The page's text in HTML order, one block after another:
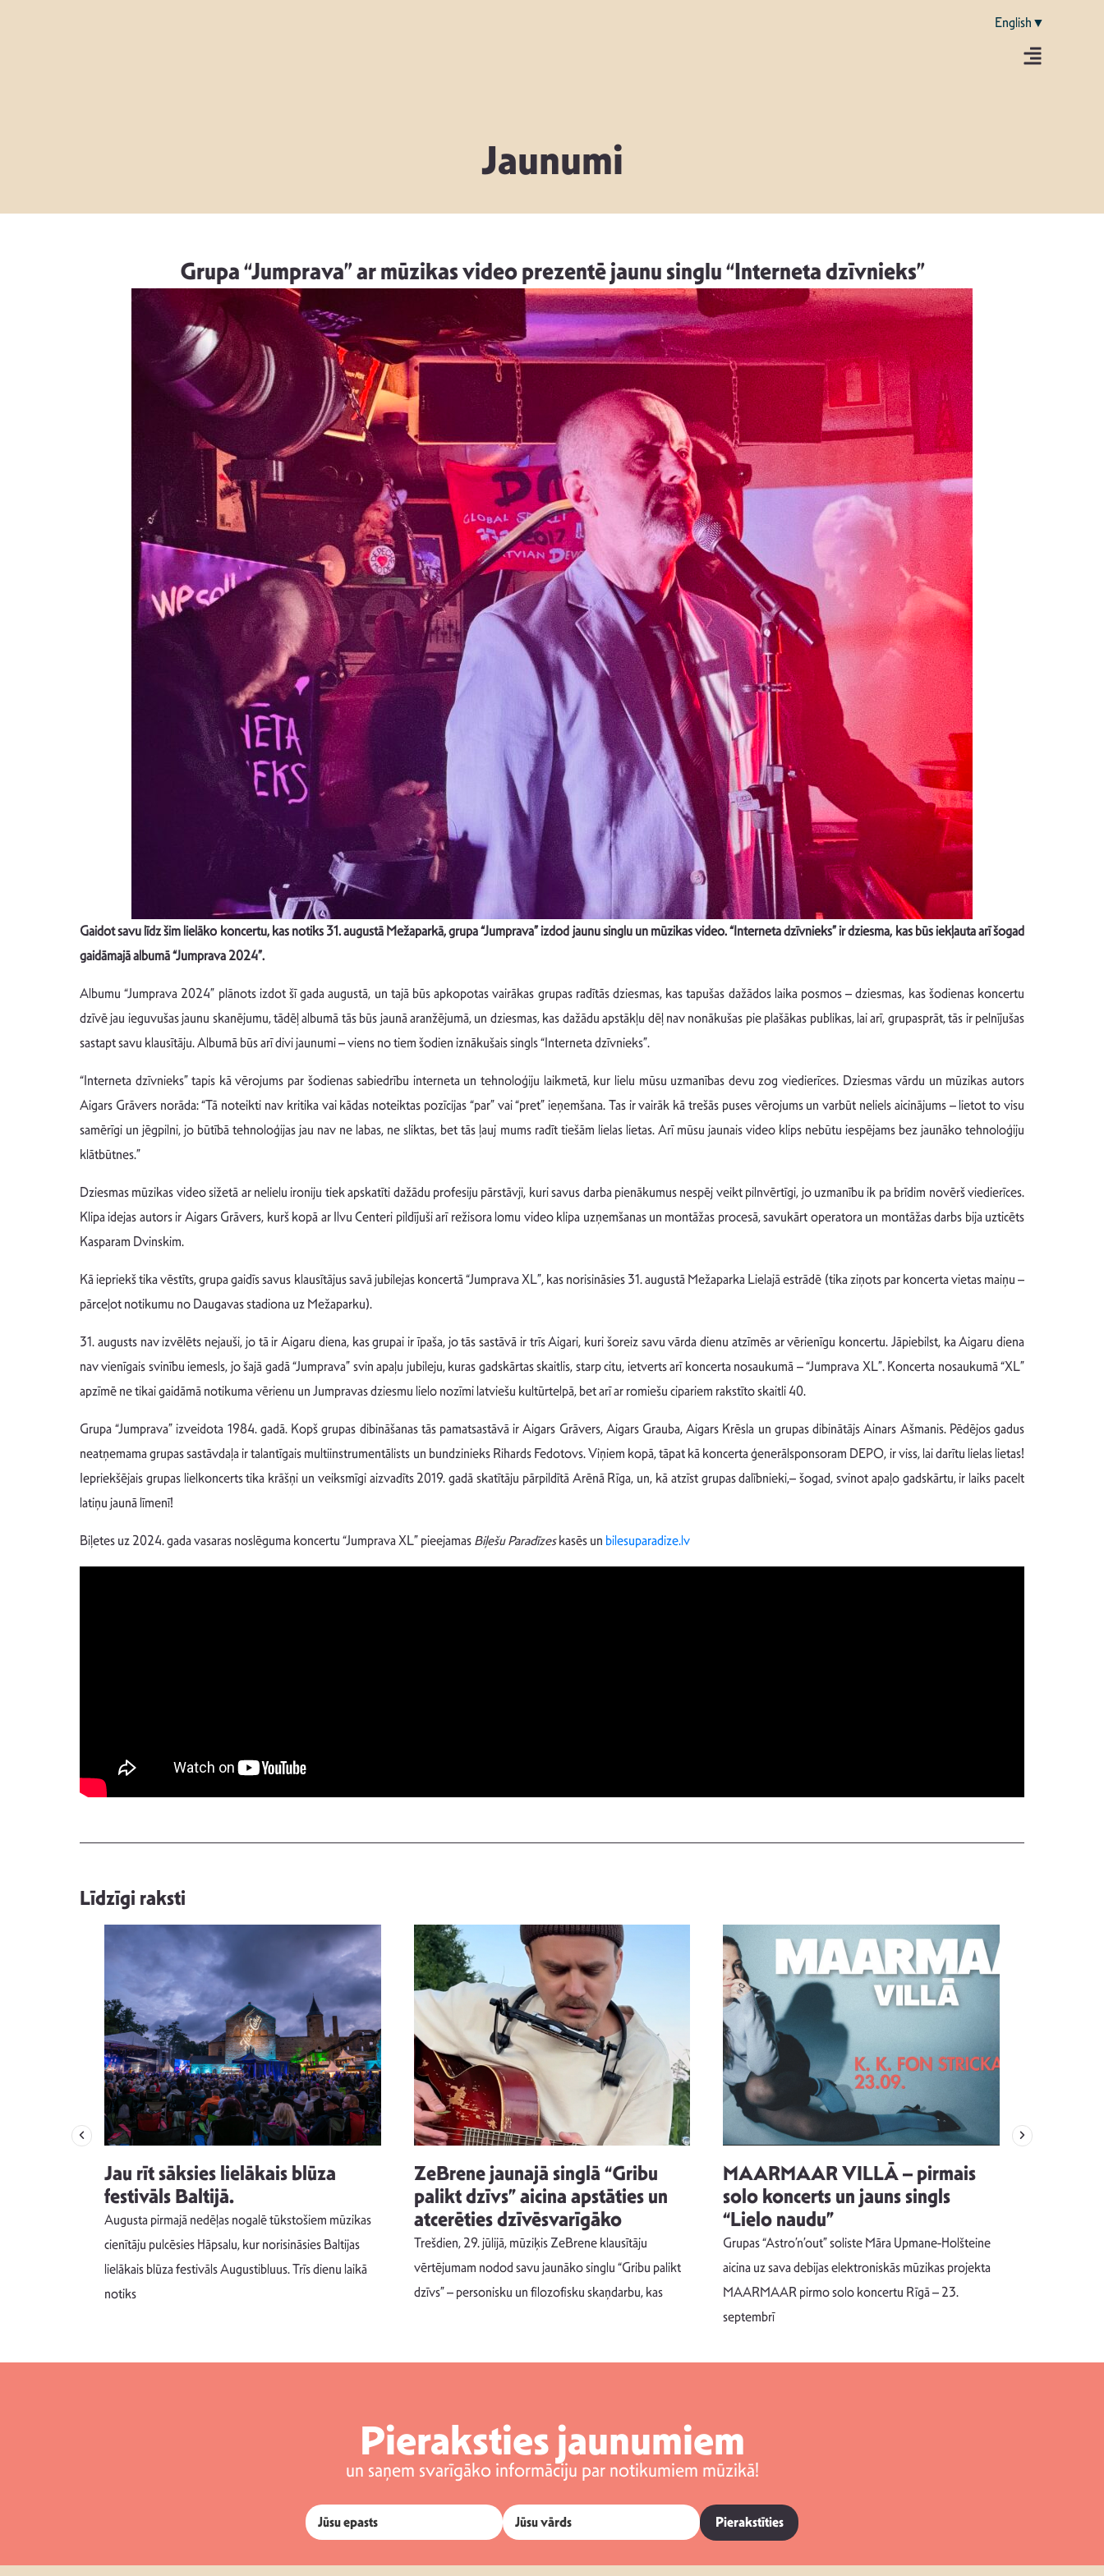
English▼
Jaunumi
Grupa “Jumprava” ar mūzikas video prezentē jaunu singlu “Interneta dzīvnieks”
Gaidot savu līdz šim lielāko koncertu, kas notiks 31. augustā Mežaparkā, grupa “Jumprava” izdod jaunu singlu un mūzikas video. “Interneta dzīvnieks” ir dziesma, kas būs iekļauta arī šogad
gaidāmajā albumā “Jumprava 2024”.
Albumu “Jumprava 2024” plānots izdot šī gada augustā, un tajā būs apkopotas vairākas grupas radītās dziesmas, kas tapušas dažādos laika posmos – dziesmas, kas šodienas koncertu
dzīvē jau ieguvušas jaunu skanējumu, tādēļ albumā tās būs jaunā aranžējumā, un dziesmas, kas dažādu apstākļu dēļ nav nonākušas pie plašākas publikas, lai arī, grupasprāt, tās ir pelnījušas
sastapt savu klausītāju. Albumā būs arī divi jaunumi – viens no tiem šodien iznākušais singls “Interneta dzīvnieks”.
“Interneta dzīvnieks” tapis kā vērojums par šodienas sabiedrību interneta un tehnoloģiju laikmetā, kur lielu mūsu uzmanības devu zog viedierīces. Dziesmas vārdu un mūzikas autors
Aigars Grāvers norāda: “Tā noteikti nav kritika vai kādas noteiktas pozīcijas “par” vai “pret” ieņemšana. Tas ir vairāk kā trešās puses vērojums un varbūt neliels aicinājums – lietot to visu
samērīgi un jēgpilni, jo būtībā tehnoloģijas jau nav ne labas, ne sliktas, bet tās ļauj mums radīt tiešām lielas lietas. Arī mūsu jaunais video klips nebūtu iespējams bez jaunāko tehnoloģiju
klātbūtnes.”
Dziesmas mūzikas video sižetā ar nelielu ironiju tiek apskatīti dažādu profesiju pārstāvji, kuri savus darba pienākumus nespēj veikt pilnvērtīgi, jo uzmanību ik pa brīdim novērš viedierīces.
Klipa idejas autors ir Aigars Grāvers, kurš kopā ar Ilvu Centeri pildījuši arī režisora lomu video klipa uzņemšanas un montāžas procesā, savukārt operatora un montāžas darbs bija uzticēts
Kasparam Dvinskim.
Kā iepriekš tika vēstīts, grupa gaidīs savus klausītājus savā jubilejas koncertā “Jumprava XL”, kas norisināsies 31. augustā Mežaparka Lielajā estrādē (tika ziņots par koncerta vietas maiņu –
pārceļot notikumu no Daugavas stadiona uz Mežaparku).
31. augusts nav izvēlēts nejauši, jo tā ir Aigaru diena, kas grupai ir īpaša, jo tās sastāvā ir trīs Aigari, kuri šoreiz savu vārda dienu atzīmēs ar vērienīgu koncertu. Jāpiebilst, ka Aigaru diena
nav vienīgais svinību iemesls, jo šajā gadā “Jumprava” svin apaļu jubileju, kuras gadskārtas skaitlis, starp citu, ietverts arī koncerta nosaukumā – “Jumprava XL”. Koncerta nosaukumā “XL”
apzīmē ne tikai gaidāmā notikuma vērienu un Jumpravas dziesmu lielo nozīmi latviešu kultūrtelpā, bet arī ar romiešu cipariem rakstīto skaitli 40.
Grupa “Jumprava” izveidota 1984. gadā. Kopš grupas dibināšanas tās pamatsastāvā ir Aigars Grāvers, Aigars Grauba, Aigars Krēsla un grupas dibinātājs Ainars Ašmanis. Pēdējos gadus
neatņemama grupas sastāvdaļa ir talantīgais multiinstrumentālists un bundzinieks Rihards Fedotovs. Viņiem kopā, tāpat kā koncerta ģenerālsponsoram DEPO, ir viss, lai darītu lielas lietas!
Iepriekšējais grupas lielkoncerts tika krāšņi un veiksmīgi aizvadīts 2019. gadā skatītāju pārpildītā Arēnā Rīga, un, kā atzīst grupas dalībnieki,– šogad, svinot apaļo gadskārtu, ir laiks pacelt
latiņu jaunā līmenī!
Biļetes uz 2024. gada vasaras noslēguma koncertu “Jumprava XL” pieejamasBiļešu Paradīzeskasēs un bilesuparadize.lv
Līdzīgi raksti
Jau rīt sāksies lielākais blūza
festivāls Baltijā.
Augusta pirmajā nedēļas nogalē tūkstošiem mūzikas
cienītāju pulcēsies Hāpsalu, kur norisināsies Baltijas
lielākais blūza festivāls Augustibluus. Trīs dienu laikā
notiks
ZeBrene jaunajā singlā “Gribu
palikt dzīvs” aicina apstāties un
atcerēties dzīvēsvarīgāko
Trešdien, 29. jūlijā, mūziķis ZeBrene klausītāju
vērtējumam nodod savu jaunāko singlu “Gribu palikt
dzīvs” – personisku un filozofisku skaņdarbu, kas
MAARMAAR VILLĀ – pirmais
solo koncerts un jauns singls
“Lielo naudu”
Grupas “Astro’n’out” soliste Māra Upmane-Holšteine
aicina uz sava debijas elektroniskās mūzikas projekta
MAARMAAR pirmo solo koncertu Rīgā – 23.
septembrī
Pieraksties jaunumiem
un saņem svarīgāko informāciju par notikumiem mūzikā!
Pierakstīties